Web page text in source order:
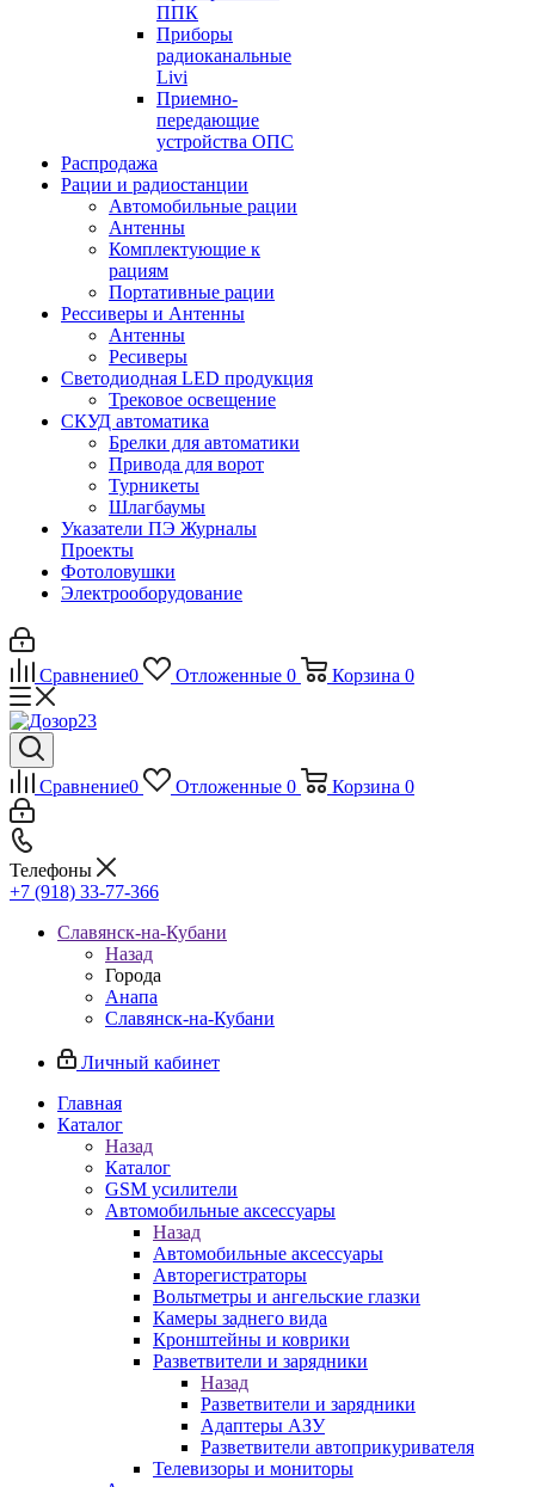
ППК
Приборы
радиоканальные
Livi
Приемно-
передающие
устройства ОПС
Распродажа
Рации и радиостанции
Автомобильные рации
Антенны
Комплектующие к
рациям
Портативные рации
Рессиверы и Антенны
Антенны
Ресиверы
Светодиодная LED продукция
Трековое освещение
СКУД автоматика
Брелки для автоматики
Привода для ворот
Турникеты
Шлагбаумы
Указатели ПЭ Журналы
Проекты
Фотоловушки
Электрооборудование
Сравнение0 Отложенные 0 Корзина 0
Сравнение0 Отложенные 0 Корзина 0
Телефоны
+7 (918) 33-77-366
Славянск-на-Кубани
Назад
Города
Анапа
Славянск-на-Кубани
Личный кабинет
Главная
Каталог
Назад
Каталог
GSM усилители
Автомобильные аксессуары
Назад
Автомобильные аксессуары
Авторегистраторы
Вольтметры и ангельские глазки
Камеры заднего вида
Кронштейны и коврики
Разветвители и зарядники
Назад
Разветвители и зарядники
Адаптеры АЗУ
Разветвители автоприкуривателя
Телевизоры и мониторы